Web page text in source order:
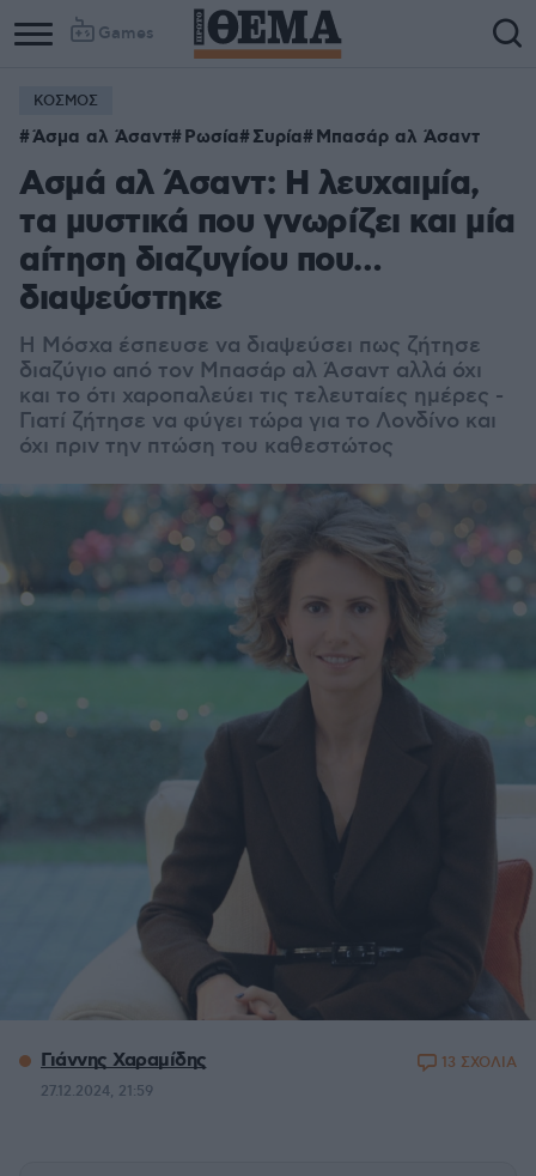
Games
ΚΟΣΜΟΣ
Άσμα αλ Άσαντ Ρωσία Συρία Μπασάρ αλ Άσαντ
Ασμά αλ Άσαντ: Η λευχαιμία,
τα μυστικά που γνωρίζει και μία
αίτηση διαζυγίου που…
διαψεύστηκε
Η Μόσχα έσπευσε να διαψεύσει πως ζήτησε
διαζύγιο από τον Μπασάρ αλ Άσαντ αλλά όχι
και το ότι χαροπαλεύει τις τελευταίες ημέρες -
Γιατί ζήτησε να φύγει τώρα για το Λονδίνο και
όχι πριν την πτώση του καθεστώτος
Γιάννης Χαραμίδης
27.12.2024, 21:59
13 ΣΧΟΛΙΑ